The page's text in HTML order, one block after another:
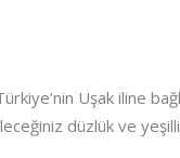
Uşak iline
düzlük ve